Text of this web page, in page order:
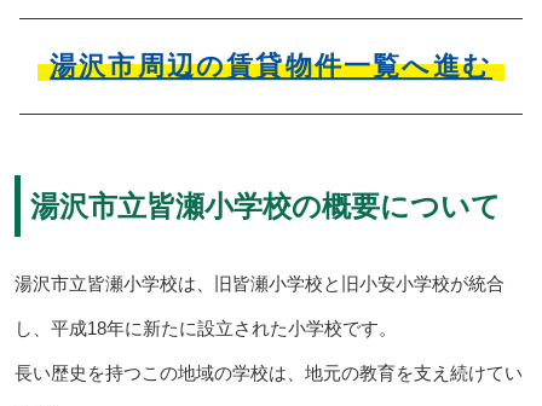
湯沢市周辺の賃貸物件一覧へ進む
湯沢市立皆瀬小学校の概要について
湯沢市立皆瀬小学校は、旧皆瀬小学校と旧小安小学校が統合
し、平成18年に新たに設立された小学校です。
長い歴史を持つこの地域の学校は、地元の教育を支え続けてい